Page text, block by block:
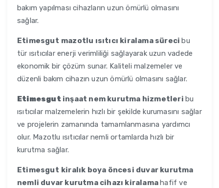
bakım yapılması cihazların uzun ömürlü olmasını
sağlar.
Etimesgut mazotlu ısıtıcı kiralama sürecibu
tür ısıtıcılar enerji verimliliği sağlayarak uzun vadede
ekonomik bir çözüm sunar. Kaliteli malzemeler ve
düzenli bakım cihazın uzun ömürlü olmasını sağlar.
Etimesgut inşaat nem kurutma hizmetleribu
ısıtıcılar malzemelerin hızlı bir şekilde kurumasını sağlar
ve projelerin zamanında tamamlanmasına yardımcı
olur. Mazotlu ısıtıcılar nemli ortamlarda hızlı bir
kurutma sağlar.
Etimesgut kiralık boya öncesi duvar kurutma
nemli duvar kurutma cihazı kiralamahafif ve